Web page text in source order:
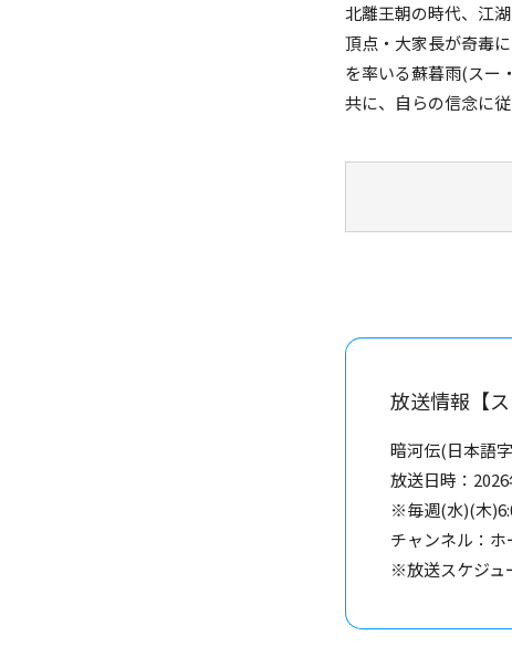
北離王朝の時代、江
頂点・大家長が奇毒
を率いる蘇暮雨(スー
共に、自らの信念に
放送情報【ス
暗河伝(日本語
放送日時：
※毎週(水)(木
チャンネル：
※放送スケジュ